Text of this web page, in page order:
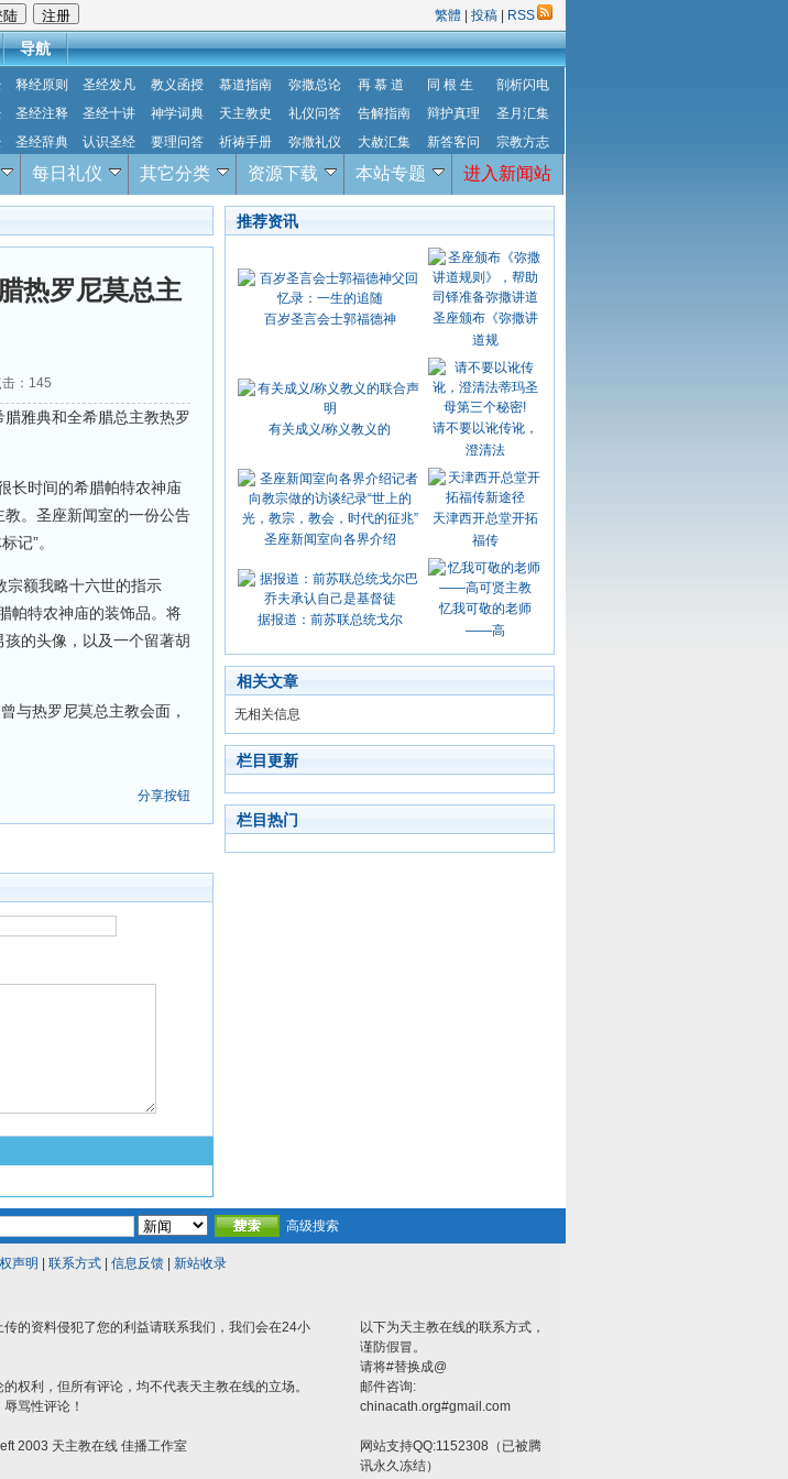
繁體 投稿 RSS
导航
释经原则 圣经发凡 教义函授 慕道指南 弥撒总论 再 慕 道 同 根 生
剖析闪电
圣经注释 圣经十讲 神学词典 天主教史 礼仪问答 告解指南 辩护真理
圣月汇集
圣经辞典 认识圣经 要理问答 祈祷手册 弥撒礼仪 大赦汇集 新答客问 宗教方志
每日礼仪 其它分类 资源下载 本站专题 进入新闻站
热罗尼莫总主
： 145
雅典和全希腊总主教热罗
长时间的希腊帕特农神庙
。圣座新闻室的一份公告
记”。
宗额我略十六世的指示
帕特农神庙的装饰品。将
的头像，以及一个留著胡
与热罗尼莫总主教会面，
分享按钮
推荐资讯
百岁圣言会士郭福德神
圣座颁布《弥撒讲
道规
有关成义/称义教义的
请不要以讹传讹，
澄清法
圣座新闻室向各界介绍
天津西开总堂开拓
福传
据报道：前苏联总统戈尔
忆我可敬的老师
——高
相关文章
无相关信息
栏目更新
栏目热门
高级搜索
声明 联系方式| 信息反馈| 新站收录
的资料侵犯了您的利益请联系我们，我们会在24小
权利，但所有评论，均不代表天主教在线的立场。
骂性评论！
2003 天主教在线 佳播工作室
以下为天主教在线的联系方式，
谨防假冒。
请将#替换成@
邮件咨询:
chinacath.org#gmail.com
网站支持QQ:1152308（已被腾
讯永久冻结）